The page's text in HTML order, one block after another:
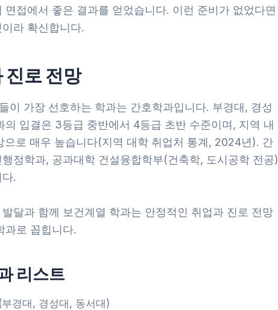
면접에서 좋은 결과를 얻었습니다. 이런 준비가 없었다면
라 확신합니다.
진로 전망
이 가장 선호하는 학과는 간호학과입니다. 부경대, 경성
의 입결은 3등급 중반에서 4등급 초반 수준이며, 지역 내
으로 매우 높습니다(지역 대학 취업처 통계, 2024년). 간
정학과, 공과대학 건설융합학부(건축학, 도시공학 전공)
.
달과 함께 보건계열 학과는 안정적인 취업과 진로 전망
과로 꼽힙니다.
리스트
경대, 경성대, 동서대)